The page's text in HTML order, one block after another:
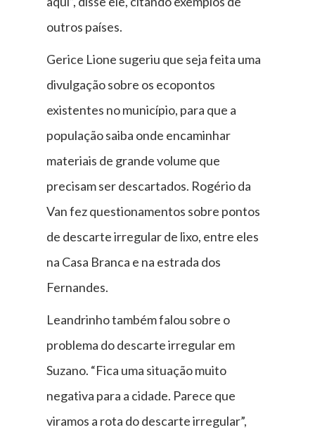
outros países.
Gerice Lione sugeriu que seja feita uma
divulgação sobre os ecopontos
existentes no município, para que a
população saiba onde encaminhar
materiais de grande volume que
precisam ser descartados. Rogério da
Van fez questionamentos sobre pontos
de descarte irregular de lixo, entre eles
na Casa Branca e na estrada dos
Fernandes.
Leandrinho também falou sobre o
problema do descarte irregular em
Suzano. “Fica uma situação muito
negativa para a cidade. Parece que
viramos a rota do descarte irregular”,